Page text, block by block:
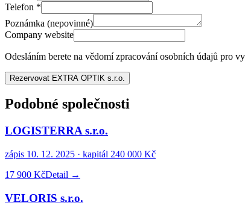
Telefon *
Poznámka (nepovinné)
Company website
Odesláním berete na vědomí zpracování osobních údajů pro
Rezervovat EXTRA OPTIK s.r.o.
Podobné společnosti
LOGISTERRA s.r.o.
zápis 10. 12. 2025 · kapitál 240 000 Kč
17 900 KčDetail →
VELORIS s.r.o.